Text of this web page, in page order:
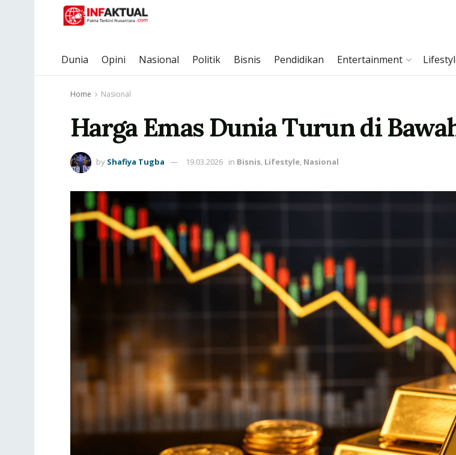
Dunia Opini Nasional Politik Bisnis Pendidikan Entertainment
Home Nasional
Harga Emas Dunia Turun di
by Shafiya Tugba 19.03.2026 in Bisnis, Lifestyle, Nasional